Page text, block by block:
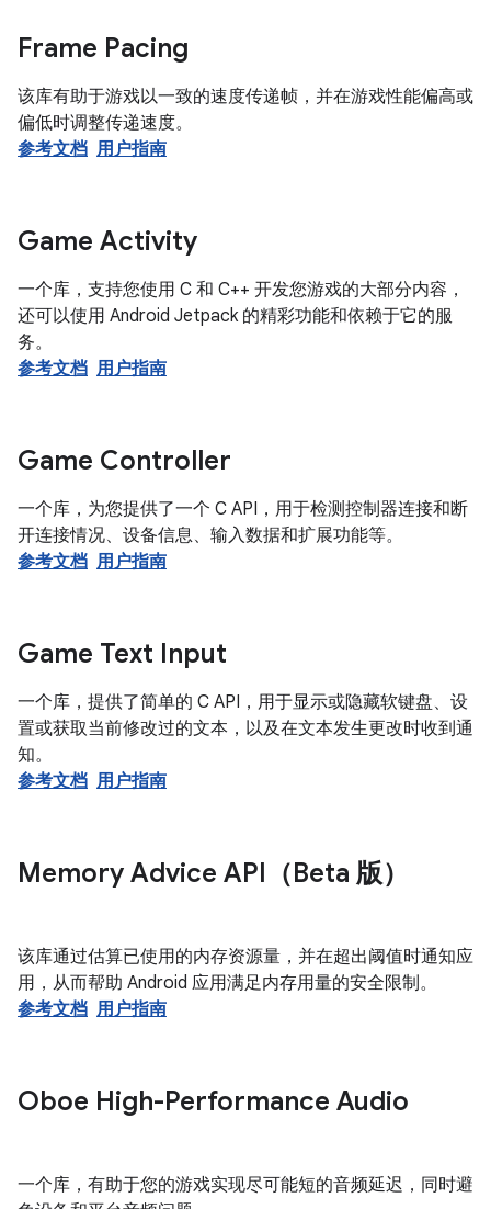
Frame Pacing
该库有助于游戏以一致的速度传递帧，并在游戏性能偏高或
偏低时调整传递速度。
参考文档 用户指南
Game Activity
一个库，支持您使用 C 和 C++ 开发您游戏的大部分内容，
还可以使用 Android Jetpack 的精彩功能和依赖于它的服
务。
参考文档 用户指南
Game Controller
一个库，为您提供了一个 C API，用于检测控制器连接和断
开连接情况、设备信息、输入数据和扩展功能等。
参考文档 用户指南
Game Text Input
一个库，提供了简单的 C API，用于显示或隐藏软键盘、设
置或获取当前修改过的文本，以及在文本发生更改时收到通
知。
参考文档 用户指南
Memory Advice API（Beta 版）
该库通过估算已使用的内存资源量，并在超出阈值时通知应
用，从而帮助 Android 应用满足内存用量的安全限制。
参考文档 用户指南
Oboe High-Performance Audio
一个库，有助于您的游戏实现尽可能短的音频延迟，同时避